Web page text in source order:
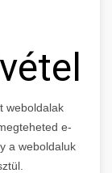
weboldalak
e-
a weboldaluk